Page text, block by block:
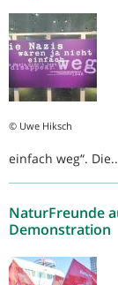
© Uwe Hiksch
einfach weg“.
NaturFreunde
Demonstration